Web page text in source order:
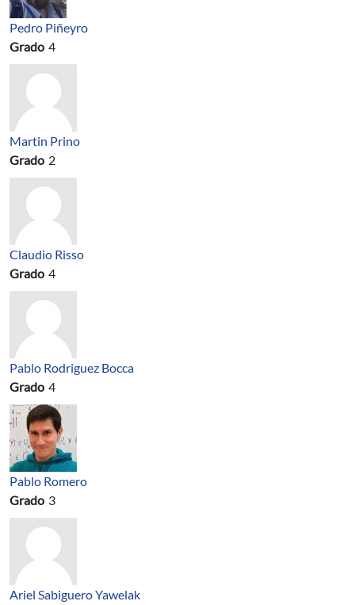
Pedro Piñeyro
Grado 4
Martin Prino
Grado 2
Claudio Risso
Grado 4
Pablo Rodriguez Bocca
Grado 4
Pablo Romero
Grado 3
Ariel Sabiguero Yawelak